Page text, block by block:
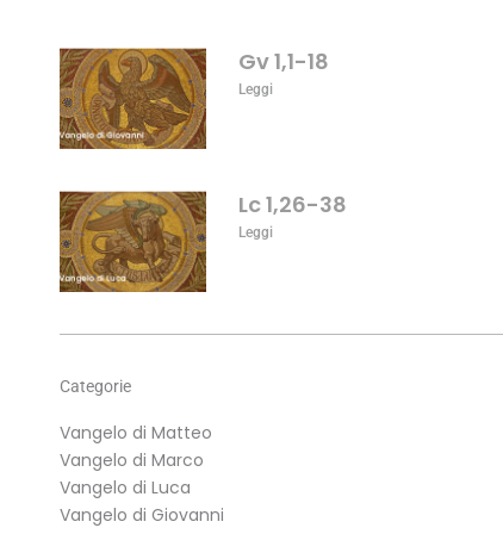
Gv 1,1-18
Leggi
Lc 1,26-38
Leggi
Categorie
Vangelo di Matteo
Vangelo di Marco
Vangelo di Luca
Vangelo di Giovanni